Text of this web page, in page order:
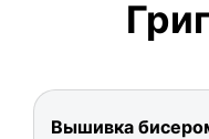
Вышивка